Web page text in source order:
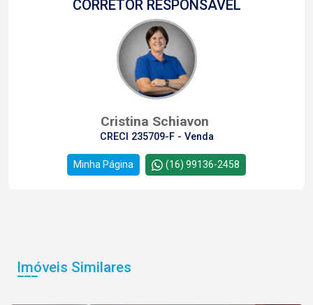
CORRETOR RESPONSÁVEL
Cristina Schiavon
CRECI 235709-F - Venda
Minha Página (16) 99136-2458
Imóveis Similares